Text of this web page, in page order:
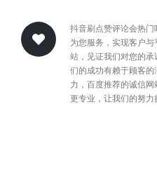
抖音刷点赞评论会热
为您服务，实现客户
站，见证我们对您的
们的成功有赖于顾客
力，百度推荐的诚信
更专业，让我们的努力